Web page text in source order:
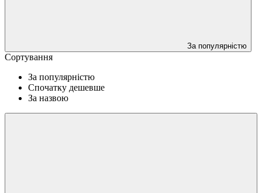
За популярністю
Сортування
За популярністю
Спочатку дешевше
За назвою